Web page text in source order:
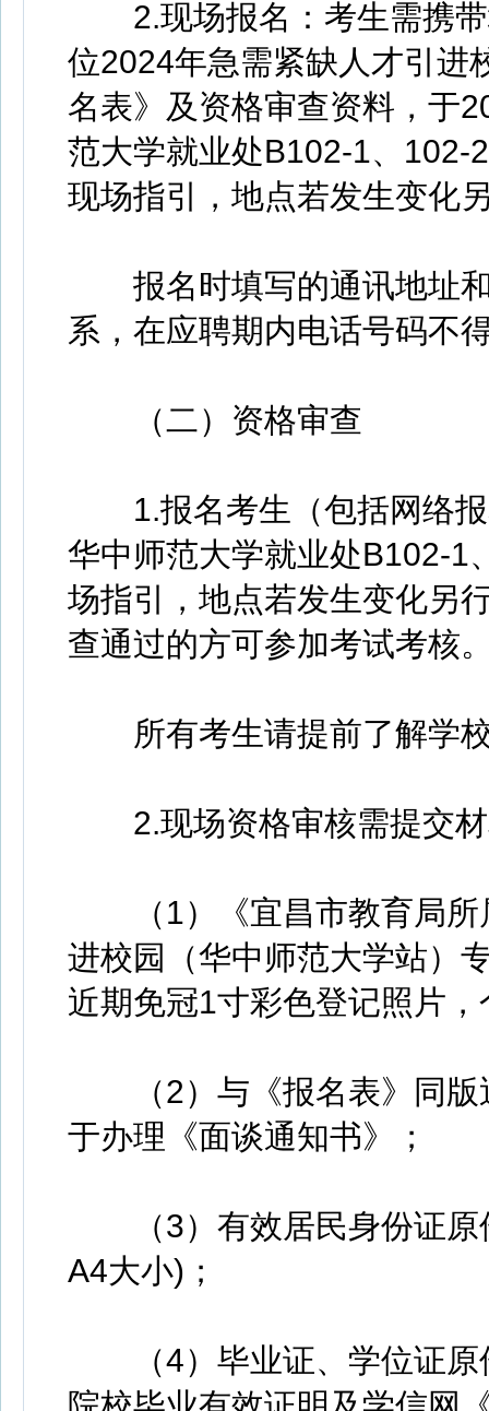
2.现场报名：考生需携带
位2024年急需紧缺人才引进
名表》及资格审查资料，于
范大学就业处B102-1、102-
现场指引，地点若发生变化
报名时填写的通讯地址和
系，在应聘期内电话号码不
（二）资格审查
1.报名考生（包括网络报
华中师范大学就业处B102-1
场指引，地点若发生变化另
查通过的方可参加考试考核
所有考生请提前了解学校
2.现场资格审核需提交材
（1）《宜昌市教育局所
进校园（华中师范大学站）
近期免冠1寸彩色登记照片
（2）与《报名表》同版
于办理《面谈通知书》；
（3）有效居民身份证原
A4大小)；
（4）毕业证、学位证原